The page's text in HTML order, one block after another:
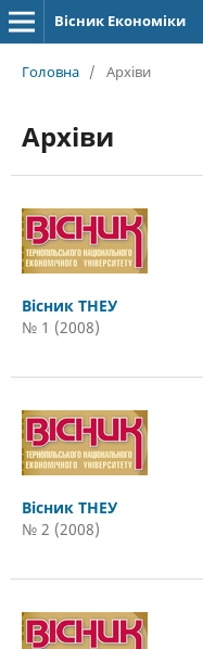
Вісник Економіки
Головна / Архіви
Архіви
Вісник ТНЕУ
№ 1 (2008)
Вісник ТНЕУ
№ 2 (2008)